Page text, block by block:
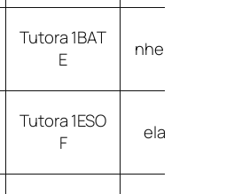
Tutora 1BAT
E
Tutora 1ESO
F